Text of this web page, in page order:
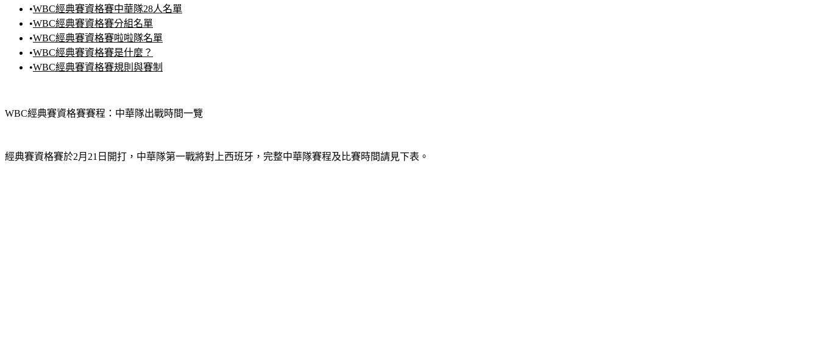
•WBC經典賽資格賽中華隊28人名單
•WBC經典賽資格賽分組名單
•WBC經典賽資格賽啦啦隊名單
•WBC經典賽資格賽是什麼？
•WBC經典賽資格賽規則與賽制
WBC經典賽資格賽賽程：中華隊出戰時間一覽
經典賽資格賽於2月21日開打，中華隊第一戰將對上西班牙，完整中華隊賽程及比賽時間請見下表。